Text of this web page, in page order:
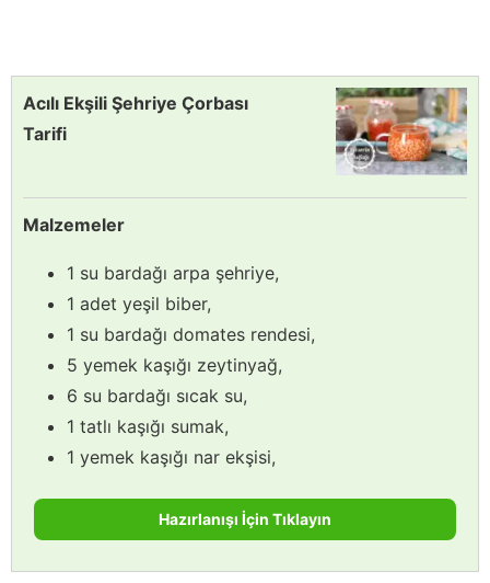
Acılı Ekşili Şehriye Çorbası
Tarifi
Malzemeler
1 su bardağı arpa şehriye,
1 adet yeşil biber,
1 su bardağı domates rendesi,
5 yemek kaşığı zeytinyağ,
6 su bardağı sıcak su,
1 tatlı kaşığı sumak,
1 yemek kaşığı nar ekşisi,
Hazırlanışı İçin Tıklayın